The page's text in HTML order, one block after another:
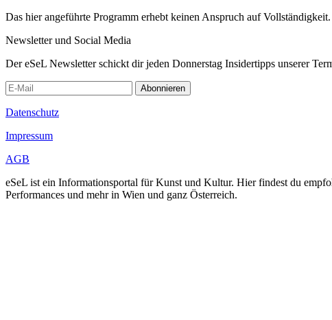
Das hier angeführte Programm erhebt keinen Anspruch auf
Newsletter und Social Media
Der eSeL Newsletter schickt dir jeden Donnerstag Insidertipps unserer
Abonnieren
Datenschutz
Impressum
AGB
eSeL ist ein Informationsportal für Kunst und Kultur. Hier findest du
Performances und mehr in Wien und ganz Österreich.